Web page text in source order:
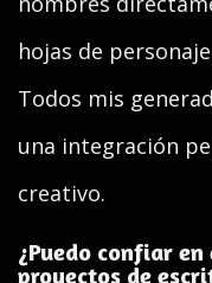
hojas de
Todos mis
una integración
creativo.
¿Puedo confiar
proyectos de